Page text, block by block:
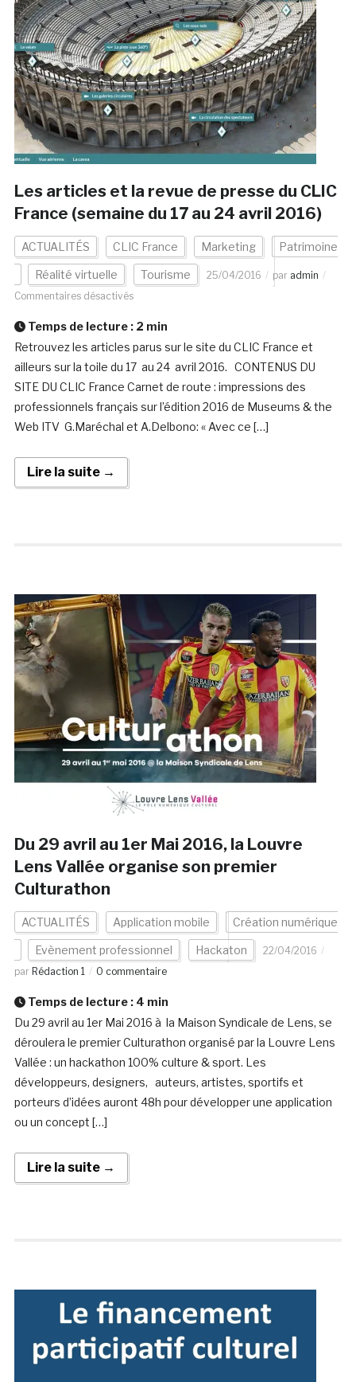
Les articles et la revue de presse du CLIC
France (semaine du 17 au 24 avril 2016)
ACTUALITÉS CLIC France Marketing Patrimoine
Réalité virtuelle Tourisme 25/04/2016 par admin
Commentaires désactivés
Temps de lecture : 2 min
Retrouvez les articles parus sur le site du CLIC France et
ailleurs sur la toile du 17 au 24 avril 2016. CONTENUS DU
SITE DU CLIC France Carnet de route : impressions des
professionnels français sur l’édition 2016 de Museums & the
Web ITV G.Maréchal et A.Delbono: « Avec ce […]
Lire la suite →
Du 29 avril au 1er Mai 2016, la Louvre
Lens Vallée organise son premier
Culturathon
ACTUALITÉS Application mobile Création numérique
Evènement professionnel Hackaton
22/04/2016
par Rédaction 1 0 commentaire
Temps de lecture : 4 min
Du 29 avril au 1er Mai 2016 à la Maison Syndicale de Lens, se
déroulera le premier Culturathon organisé par la Louvre Lens
Vallée : un hackathon 100% culture & sport. Les
développeurs, designers, auteurs, artistes, sportifs et
porteurs d’idées auront 48h pour développer une application
ou un concept […]
Lire la suite →